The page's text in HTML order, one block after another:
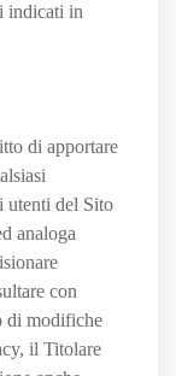
indicati in
di apportare
utenti del Sito
analoga
con
di modifiche
il Titolare